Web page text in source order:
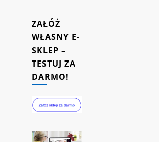
ZAŁÓŻ
WŁASNY E-
SKLEP –
TESTUJ ZA
DARMO!